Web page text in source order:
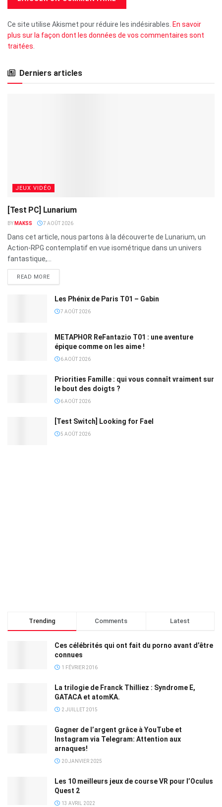
Ce site utilise Akismet pour réduire les indésirables. En savoir
plus sur la façon dont les données de vos commentaires sont
traitées.
Derniers articles
JEUX VIDÉO
[Test PC] Lunarium
BY MAKSS 7 AOÛT 2026
Dans cet article, nous partons à la découverte de Lunarium, un
Action-RPG contemplatif en vue isométrique dans un univers
fantastique,...
READ MORE
Les Phénix de Paris T01 – Gabin
7 AOÛT 2026
METAPHOR ReFantazio T01 : une aventure
épique comme on les aime !
6 AOÛT 2026
Priorities Famille : qui vous connaît vraiment sur
le bout des doigts ?
6 AOÛT 2026
[Test Switch] Looking for Fael
5 AOÛT 2026
Trending Comments Latest
Ces célébrités qui ont fait du porno avant d’être
connues
1 FÉVRIER 2016
La trilogie de Franck Thilliez : Syndrome E,
GATACA et atomKA.
2 JUILLET 2015
Gagner de l’argent grâce à YouTube et
Instagram via Telegram: Attention aux
arnaques!
20 JANVIER 2025
Les 10 meilleurs jeux de course VR pour l’Oculus
Quest 2
13 AVRIL 2022